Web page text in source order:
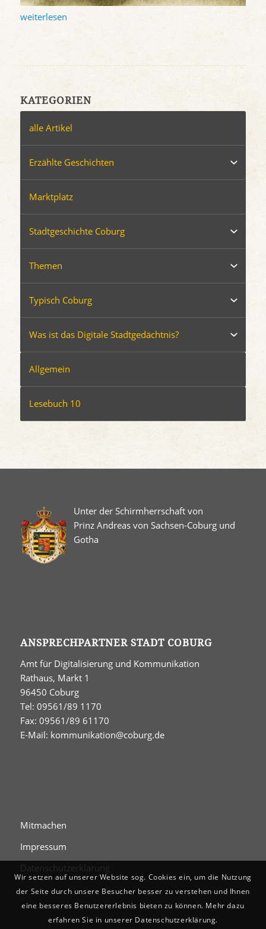
weiterlesen
KATEGORIEN
alle Artikel
Erzählte Geschichten
Marktplatz
Stadtgeschichte Coburg
Themen
Typisch Coburg
Was ist das Digitale Stadtgedächtnis?
Allgemein
Lesebuch 10
Unter der Schirmherrschaft von
Prinz Andreas von Sachsen-Coburg und
Gotha
ANSPRECHPARTNER STADT COBURG
Amt für Digitalisierung und Kommunikation
Rathaus, Markt 1
96450 Coburg
Tel: 09561/89 1170
Fax: 09561/89 61170
E-Mail: kommunikation@coburg.de
Mitmachen
Impressum
Datenschutzerklärung
Wir setzen auf unserer Website sog. Cookies ein, um die Nutzung
der Seite durch unsere Besucher besser zu verstehen und Ihnen
eine besseres Benutzererlebnis bieten zu können. Mehr dazu
erfahren Sie in unserer Datenschutzerklärung.